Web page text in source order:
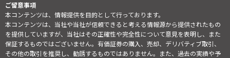
ご留意事項
本コンテンツは、情報提供を目的として行っております。
本コンテンツは、当社や当社が信頼できると考える情報源から提供されたもの
を提供していますが、当社はその正確性や完全性について意見を表明し、また
保証するものではございません。有価証券の購入、売却、デリバティブ取引、
その他の取引を推奨し、勧誘するものではありません。また、過去の実績や予